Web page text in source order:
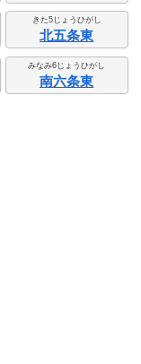
きた5じょうひがし
北五条東
みなみ6じょうひがし
南六条東